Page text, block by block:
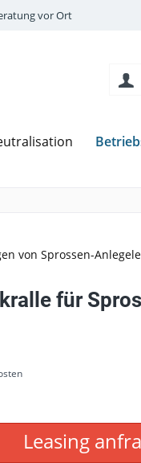
vor Ort
von Sprossen-
für
Leasing